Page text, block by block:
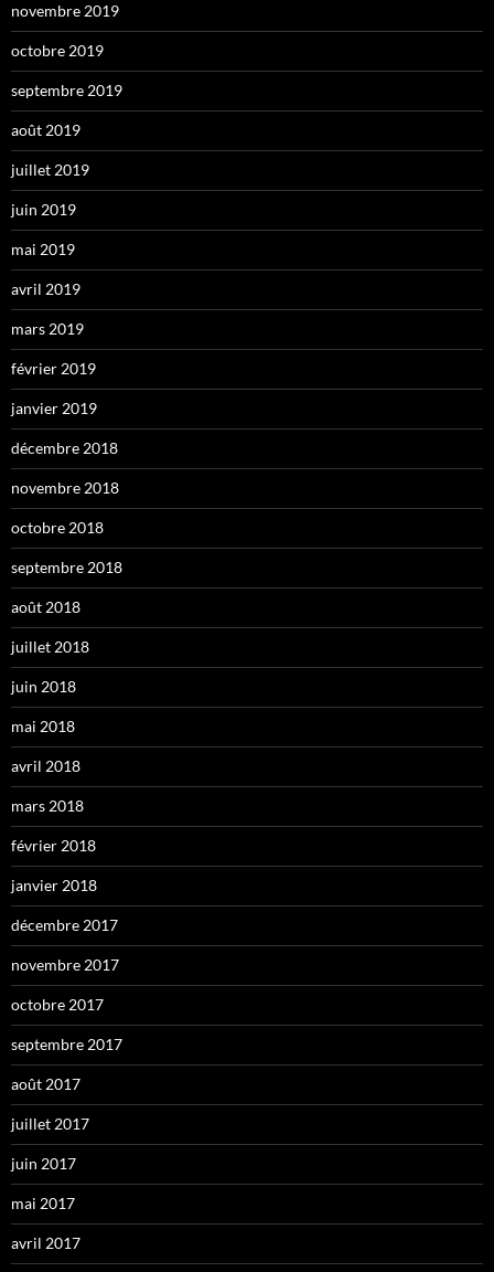
novembre 2019
octobre 2019
septembre 2019
août 2019
juillet 2019
juin 2019
mai 2019
avril 2019
mars 2019
février 2019
janvier 2019
décembre 2018
novembre 2018
octobre 2018
septembre 2018
août 2018
juillet 2018
juin 2018
mai 2018
avril 2018
mars 2018
février 2018
janvier 2018
décembre 2017
novembre 2017
octobre 2017
septembre 2017
août 2017
juillet 2017
juin 2017
mai 2017
avril 2017